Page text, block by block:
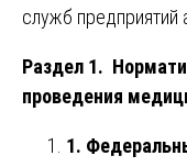
служб предприятий
Раздел 1.
проведения
1.